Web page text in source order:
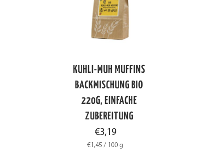
KUHLI-MUH MUFFINS
BACKMISCHUNG BIO
220G, EINFACHE
ZUBEREITUNG
€3,19
€1,45 / 100 g